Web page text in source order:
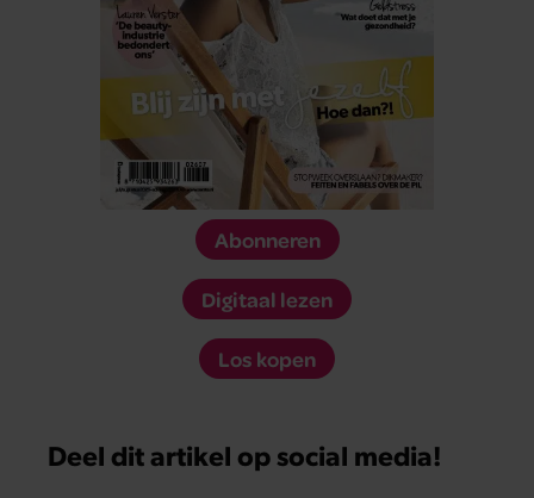
Abonneren
Digitaal lezen
Los kopen
Deel dit artikel op social media!